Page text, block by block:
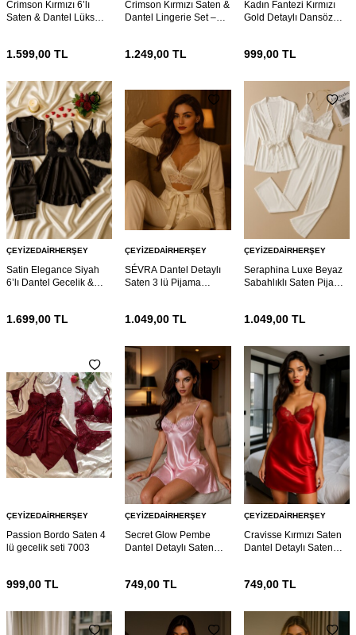
Crimson Kırmızı 6’lı
Saten & Dantel Lüks
1.599,00 TL
Crimson Kırmızı Saten &
Dantel Lingerie Set –
1.249,00 TL
Kadın Fantezi Kırmızı
Gold Detaylı Dansöz
999,00TL
ÇEYIZEDAIRHERŞEY
Satin Elegance Siyah
6’lı Dantel Gecelik &
1.699,00 TL
ÇEYIZEDAIRHERŞEY
SÉVRA Dantel Detaylı
Saten 3 lü Pijama
1.049,00 TL
ÇEYIZEDAIRHERŞEY
Seraphina Luxe Beyaz
Sabahlıklı Saten Pijama
1.049,00TL
ÇEYIZEDAIRHERŞEY
Passion Bordo Saten 4
lü gecelik seti 7003
999,00 TL
ÇEYIZEDAIRHERŞEY
Secret Glow Pembe
Dantel Detaylı Saten
749,00 TL
ÇEYIZEDAIRHERŞEY
Cravisse Kırmızı Saten
Dantel Detaylı Saten
749,00TL